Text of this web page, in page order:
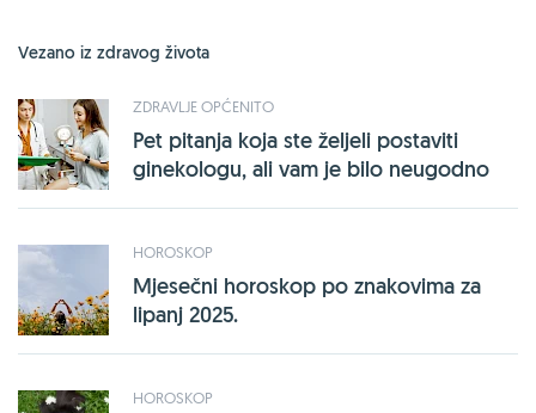
Vezano iz zdravog života
ZDRAVLJE OPĆENITO
Pet pitanja koja ste željeli postaviti
ginekologu, ali vam je bilo neugodno
HOROSKOP
Mjesečni horoskop po znakovima za
lipanj 2025.
HOROSKOP